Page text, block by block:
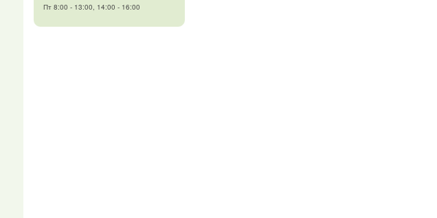
Пт 8:00 - 13:00, 14:00 - 16:00